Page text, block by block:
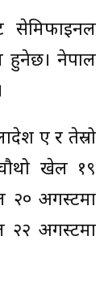
सेमिफाइनल
नेपाल
ए र तेस्रो
खेल १९
२० अगस्टमा
२२ अगस्टमा